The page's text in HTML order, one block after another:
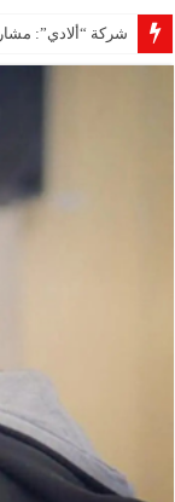
شركة “ألادي”: